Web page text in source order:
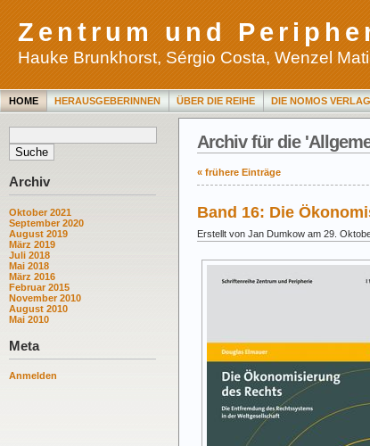
Zentrum und
Hauke Brunkhorst, Sérgio Costa, Wenzel
HOME HERAUSGEBERINNEN ÜBER DIE REIHE DIE NOMOS
Archiv
Oktober 2021
September 2020
August 2019
März 2019
Juli 2018
Mai 2018
März 2016
Februar 2015
November 2010
August 2010
Mai 2010
Meta
Anmelden
Archiv für die
« frühere Einträge
Band 16: Die
Erstellt von Jan Dumkow am 29.